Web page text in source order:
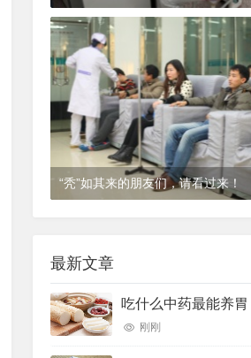
1年前(2024-12-06)
“秃”如其来的朋友们，请看过来！
最新文章
刚刚